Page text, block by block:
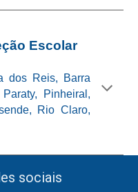
Escolar
dos Reis, Barra
Pinheiral,
Rio Claro,
sociais